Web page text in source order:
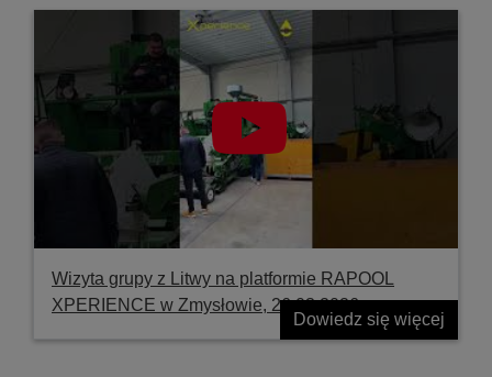
Wizyta grupy z Litwy na platformie RAPOOL
XPERIENCE w Zmysłowie, 26.03.2026
Dowiedz się więcej